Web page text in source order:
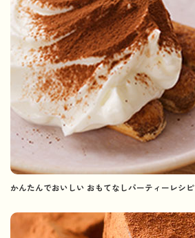
かんたんでおいしい おもてなしパーティーレシピ